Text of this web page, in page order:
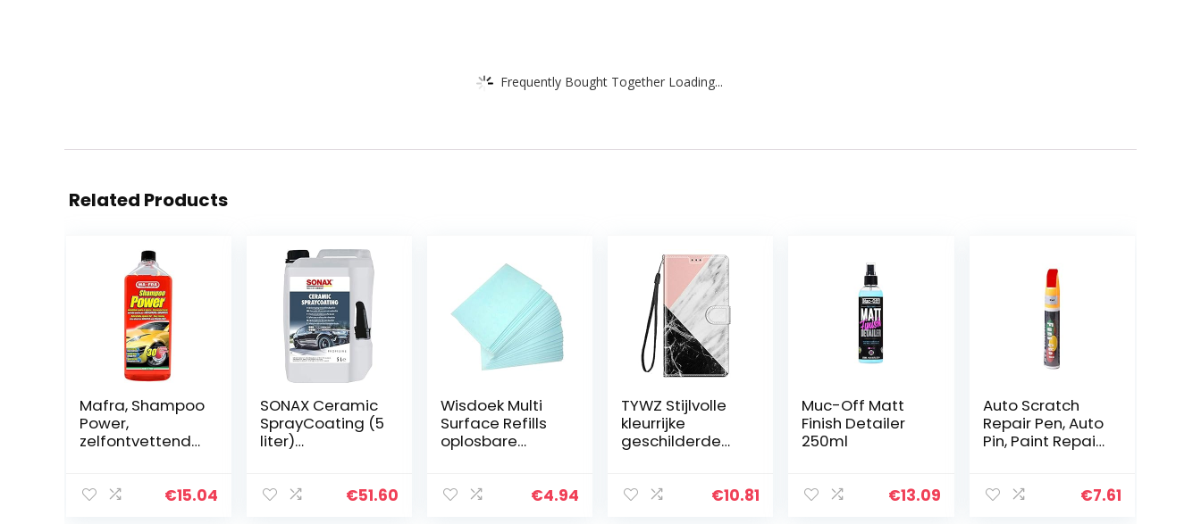
Frequently Bought Together Loading...
Related Products
Mafra, Shampoo
Power,
zelfontvettende
e reiniger,
€15.04
SONAX Ceramic
SprayCoating (5
liter)
carbon-
€51.60
Wisdoek Multi
Surface Refills
oplosbare
vegen reiniging
€4.94
TYWZ Stijlvolle
kleurrijke
geschilderde
Redmi Note 10
€10.81
Muc-Off Matt
Finish Detailer
250ml
€13.09
Auto Scratch
Repair Pen, Auto
Pin, Paint Repair
Kleuren Auto
€7.61